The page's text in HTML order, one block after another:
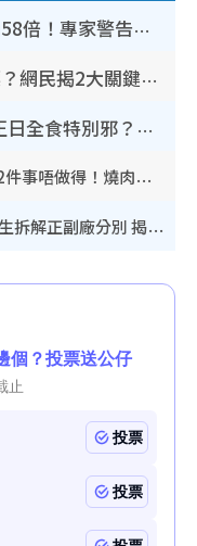
行李清潔｜車轆污糟過馬桶58倍！專家警告忌用酒精抹 教1招免污手除菌
裝修拆鐵閘隨時變賊人目標？網民揭2大關鍵用途：裝新式等於白裝？附新舊鐵閘分別
鬼門開2026｜農曆七月撞正日全食特別邪？專家警告切忌做一事！揭4大禁忌+2招保平安
鬼門開2026｜8.13鬼節禁忌 22件事唔做得！燒肉、刺身要少食？半夜勿吹口哨/打呢個電話
網傳公院改用內地/副廠藥？醫生拆解正副廠分別 揭4類人換藥隨時出事